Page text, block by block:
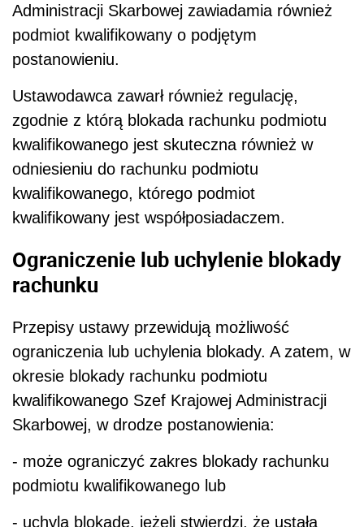
Administracji Skarbowej zawiadamia również
podmiot kwalifikowany o podjętym
postanowieniu.
Ustawodawca zawarł również regulację,
zgodnie z którą blokada rachunku podmiotu
kwalifikowanego jest skuteczna również w
odniesieniu do rachunku podmiotu
kwalifikowanego, którego podmiot
kwalifikowany jest współposiadaczem.
Ograniczenie lub uchylenie blokady
rachunku
Przepisy ustawy przewidują możliwość
ograniczenia lub uchylenia blokady. A zatem, w
okresie blokady rachunku podmiotu
kwalifikowanego Szef Krajowej Administracji
Skarbowej, w drodze postanowienia:
- może ograniczyć zakres blokady rachunku
podmiotu kwalifikowanego lub
- uchyla blokadę, jeżeli stwierdzi, że ustała